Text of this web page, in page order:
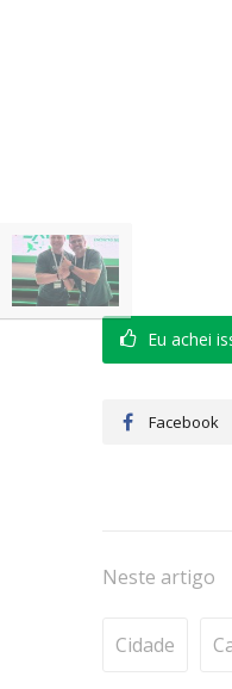
Eu achei
Facebook
Neste artigo
Cidade